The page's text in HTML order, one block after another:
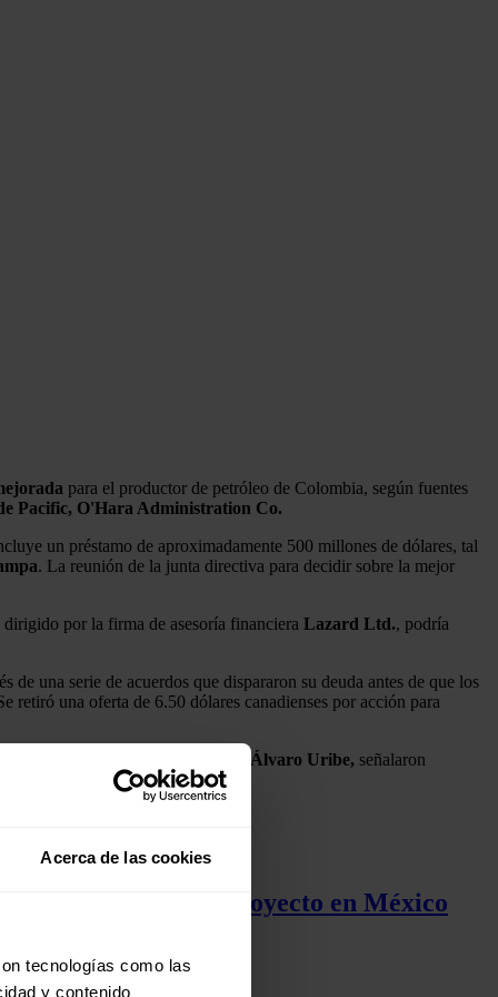
Acerca de las cookies
tecnologías como las
y contenido
para el productor de petróleo de Colombia, según fuentes
Pacific, O'Hara Administration Co.
un préstamo de aproximadamente 500 millones de dólares, tal
. La reunión de la junta directiva para decidir sobre la mejor
por la firma de asesoría financiera Lazard Ltd., podría
una serie de acuerdos que dispararon su deuda antes de que los
retiró una oferta de 6.50 dólares canadienses por acción para
Álvaro Uribe, señalaron
de su primer proyecto en México